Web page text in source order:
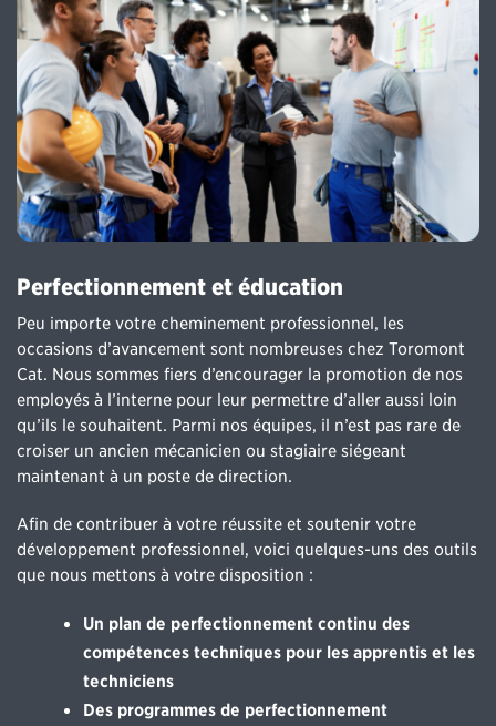
Perfectionnement et éducation
Peu importe votre cheminement professionnel, les
occasions d’avancement sont nombreuses chez Toromont
Cat. Nous sommes fiers d’encourager la promotion de nos
employés à l’interne pour leur permettre d’aller aussi loin
qu’ils le souhaitent. Parmi nos équipes, il n’est pas rare de
croiser un ancien mécanicien ou stagiaire siégeant
maintenant à un poste de direction.
Afin de contribuer à votre réussite et soutenir votre
développement professionnel, voici quelques-uns des outils
que nous mettons à votre disposition :
Un plan de perfectionnement continu des
compétences techniques pour les apprentis et les
techniciens
Des programmes de perfectionnement